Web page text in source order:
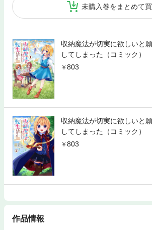
未購入巻をまとめて買
収納魔法が切実に欲しいと
してしまった（コミック）
803
収納魔法が切実に欲しいと
してしまった（コミック）
803
作品情報